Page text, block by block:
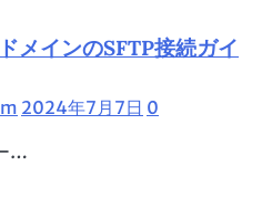
メインのSFTP接続ガイ
2024年7月7日 0
…